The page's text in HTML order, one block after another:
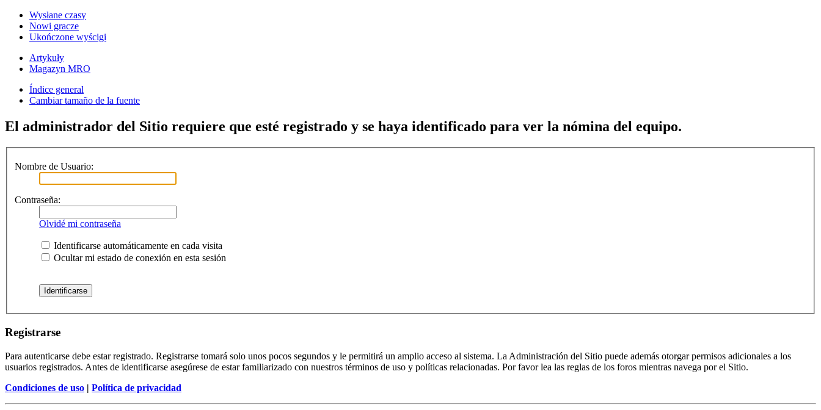
Wysłane czasy
Nowi gracze
Ukończone wyścigi
Artykuły
Magazyn MRO
Índice general
Cambiar tamaño de la fuente
El administrador del Sitio requiere que esté registrado y se haya identificado para ver la nómina del equipo.
Nombre de Usuario:
Contraseña:
Olvidé mi contraseña
Identificarse automáticamente en cada visita
Ocultar mi estado de conexión en esta sesión
Registrarse
Para autenticarse debe estar registrado. Registrarse tomará solo unos pocos segundos y le permitirá un amplio acceso al sistema. La Administración del Sitio puede además otorgar permisos adicionales a los
usuarios registrados. Antes de identificarse asegúrese de estar familiarizado con nuestros términos de uso y políticas relacionadas. Por favor lea las reglas de los foros mientras navega por el Sitio.
Condiciones de uso | Política de privacidad